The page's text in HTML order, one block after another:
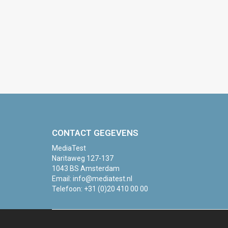
CONTACT GEGEVENS
MediaTest
Naritaweg 127-137
1043 BS Amsterdam
Email: info@mediatest.nl
Telefoon: +31 (0)20 410 00 00